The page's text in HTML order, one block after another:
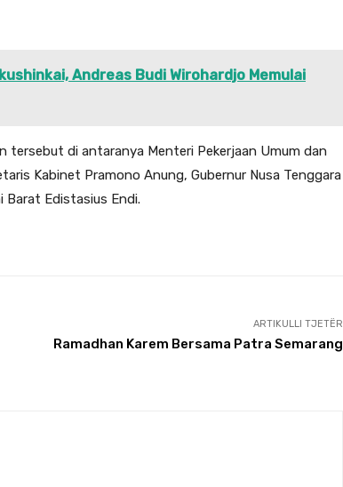
Andreas Budi Wirohardjo Memulai
tersebut di antaranya Menteri Pekerjaan Umum dan
Kabinet Pramono Anung, Gubernur Nusa Tenggara
Barat Edistasius Endi.
ARTIKULLI TJETËR
Ramadhan Karem Bersama Patra Semarang